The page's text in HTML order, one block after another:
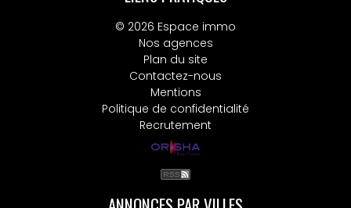
© 2026 Espace immo
Nos agences
Plan du site
Contactez-nous
Mentions
Politique de confidentialité
Recrutement